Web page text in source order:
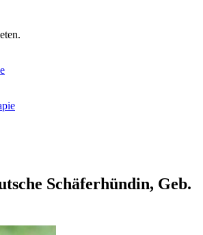
Schäferhündin, Geb.